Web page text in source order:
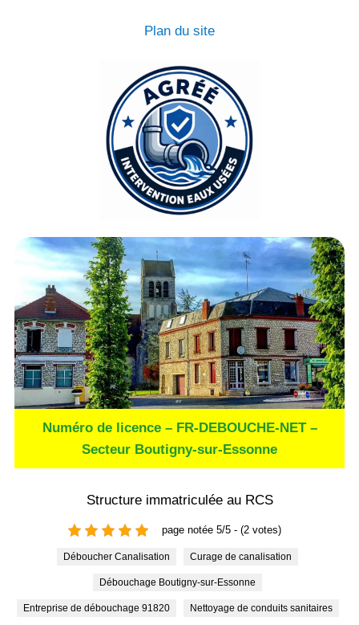
Plan du site
Numéro de licence – FR-DEBOUCHE-NET –
Secteur Boutigny-sur-Essonne
Structure immatriculée au RCS
page notée 5/5 - (2 votes)
Déboucher Canalisation Curage de canalisation
Débouchage Boutigny-sur-Essonne
Entreprise de débouchage 91820 Nettoyage de conduits sanitaires